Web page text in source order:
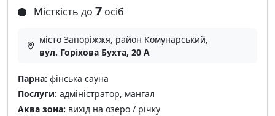
Місткість до 7 осіб
місто Запоріжжя, район Комунарський,
вул. Горіхова Бухта, 20 А
Парна: фінська сауна
Послуги: адміністратор, мангал
Аква зона: вихід на озеро / річку